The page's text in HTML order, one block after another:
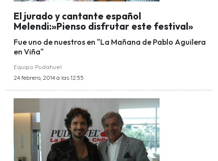
El jurado y cantante español
Melendi:»Pienso disfrutar este festival»
Fue uno de nuestros en "La Mañana de Pablo Aguilera
en Viña"
Equipo Pudahuel
24 febrero, 2014 a las 12:55